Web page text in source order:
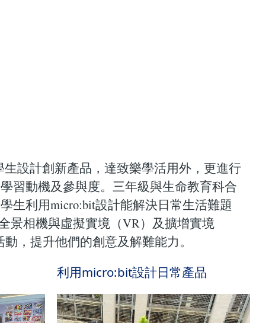
設計創新產品，達致樂學活用外，更進行
習動機及參與度。三年級與生命教育科合
生利用micro:bit設計能解決日常生活難題
景相機與虛擬實境（VR）及擴增實境
，提升他們的創意及解難能力。
利用micro:bit設計日常產品